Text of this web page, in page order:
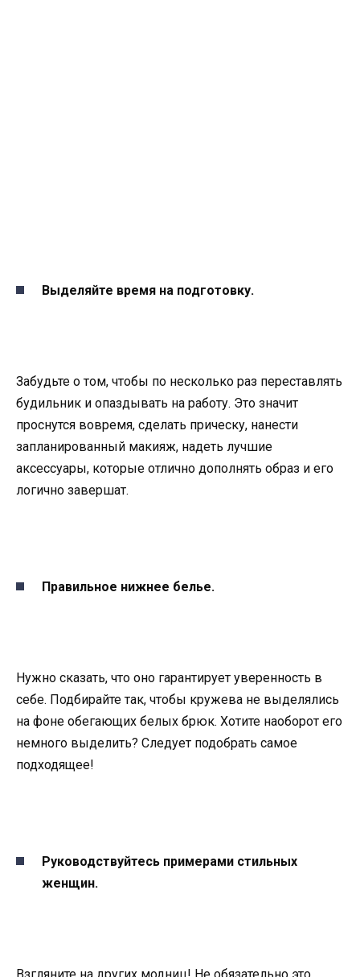
Выделяйте время на подготовку.
Забудьте о том, чтобы по несколько раз переставлять
будильник и опаздывать на работу. Это значит
проснутся вовремя, сделать прическу, нанести
запланированный макияж, надеть лучшие
аксессуары, которые отлично дополнять образ и его
логично завершат.
Правильное нижнее белье.
Нужно сказать, что оно гарантирует уверенность в
себе. Подбирайте так, чтобы кружева не выделялись
на фоне обегающих белых брюк. Хотите наоборот его
немного выделить? Следует подобрать самое
подходящее!
Руководствуйтесь примерами стильных
женщин.